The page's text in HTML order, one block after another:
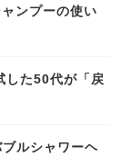
ンプーの使い
した50代が「戻
ルシャワーヘ